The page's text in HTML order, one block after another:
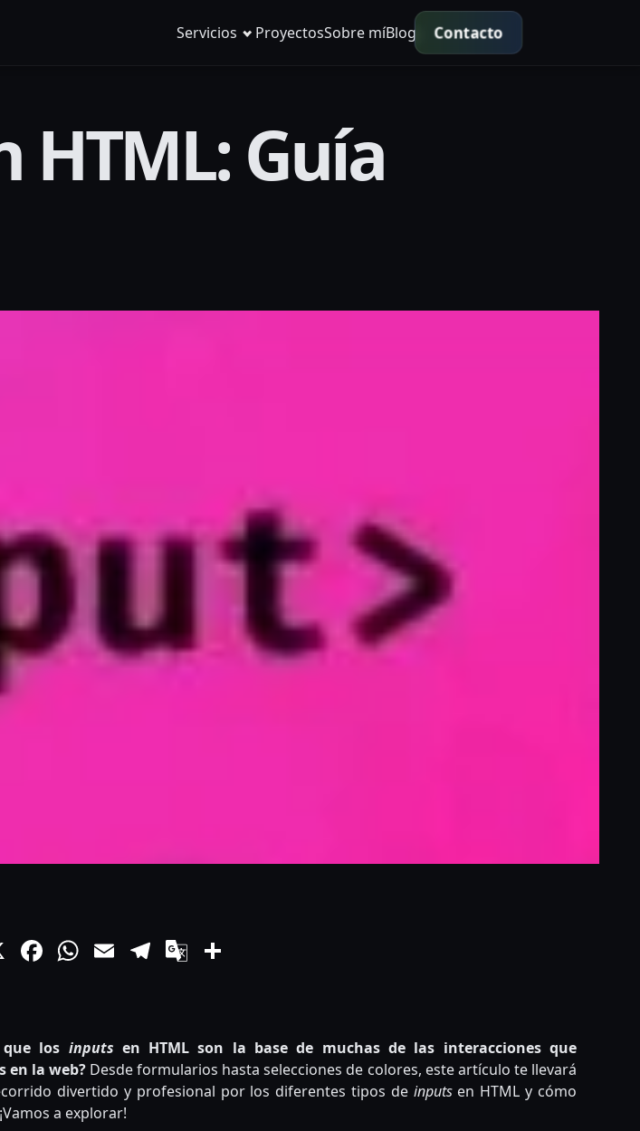
Servicios ProyectosSobre míBlog Contacto
HTML: Guía
X Facebook
WhatsApp
EmailTelegram
Google
que los inputs en HTML son la base de muchas de las interacciones que
en la web?Desde formularios hasta selecciones de colores, este artículo te llevará
divertido y profesional por los diferentes tipos de inputsen HTML y cómo
a explorar!